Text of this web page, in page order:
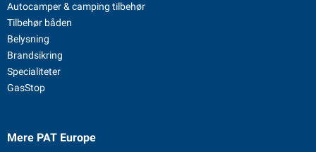
Autocamper & camping tilbehør
Tilbehør båden
Belysning
Brandsikring
Specialiteter
GasStop
Mere PAT Europe